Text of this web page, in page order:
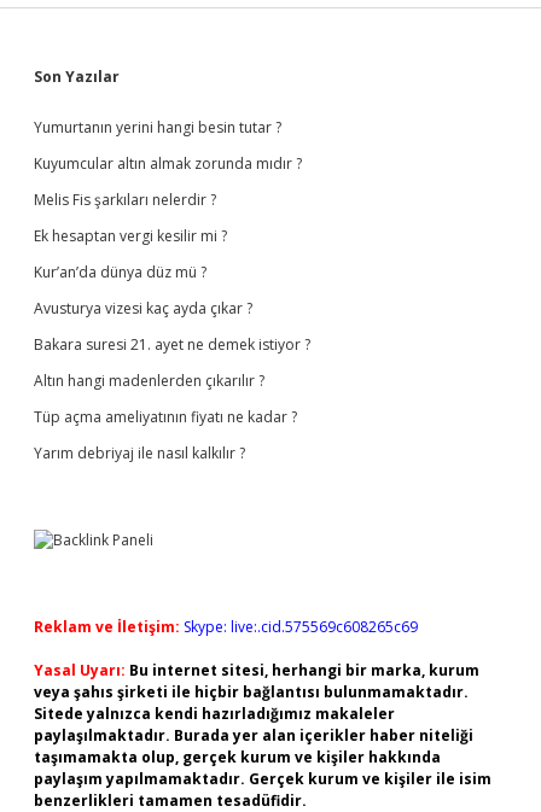
Sidebar
Son Yazılar
Yumurtanın yerini hangi besin tutar ?
Kuyumcular altın almak zorunda mıdır ?
Melis Fis şarkıları nelerdir ?
Ek hesaptan vergi kesilir mi ?
Kur’an’da dünya düz mü ?
Avusturya vizesi kaç ayda çıkar ?
Bakara suresi 21. ayet ne demek istiyor ?
Altın hangi madenlerden çıkarılır ?
Tüp açma ameliyatının fiyatı ne kadar ?
Yarım debriyaj ile nasıl kalkılır ?
Reklam ve İletişim: Skype: live:.cid.575569c608265c69
Yasal Uyarı: Bu internet sitesi, herhangi bir marka, kurum
veya şahıs şirketi ile hiçbir bağlantısı bulunmamaktadır.
Sitede yalnızca kendi hazırladığımız makaleler
paylaşılmaktadır. Burada yer alan içerikler haber niteliği
taşımamakta olup, gerçek kurum ve kişiler hakkında
paylaşım yapılmamaktadır. Gerçek kurum ve kişiler ile isim
benzerlikleri tamamen tesadüfidir.